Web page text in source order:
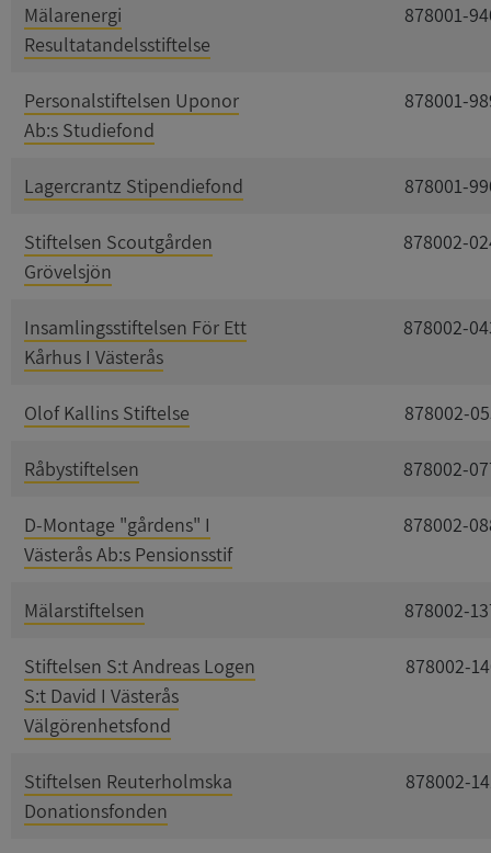
Mälarenergi
Resultatandelsstiftelse
878001-
Personalstiftelsen Uponor
Ab:s Studiefond
878001-
Lagercrantz Stipendiefond 878001-
Stiftelsen Scoutgården
Grövelsjön
878002-
Insamlingsstiftelsen För Ett
Kårhus I Västerås
878002-
Olof Kallins Stiftelse 878002-
Råbystiftelsen 878002-
D-Montage "gårdens" I
Västerås Ab:s Pensionsstif
878002-
Mälarstiftelsen 878002-
Stiftelsen S:t Andreas Logen
S:t David I Västerås
Välgörenhetsfond
878002-
Stiftelsen Reuterholmska
Donationsfonden
878002-